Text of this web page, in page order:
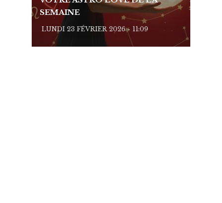
SEMAINE
LUNDI 23 FÉVRIER 2026 - 11:09